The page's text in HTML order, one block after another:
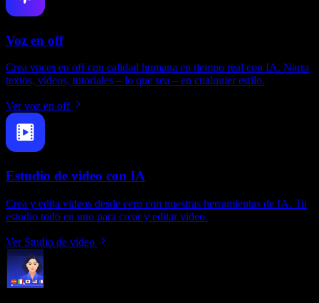
Voz en off
Crea voces en off con calidad humana en tiempo real con IA. Narra
textos, videos, tutoriales – lo que sea – en cualquier estilo.
Ver voz en off
Estudio de video con IA
Crea y edita videos desde cero con nuestras herramientas de IA. Tu
estudio todo en uno para crear y editar video.
Ver Studio de video